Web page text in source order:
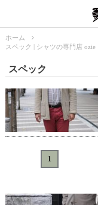
ホーム
スペック | シャツの専門店 ozie
スペック
1